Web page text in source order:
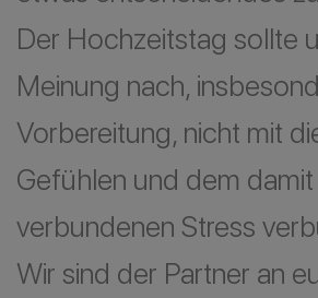
Der Hochzeitstag sollte
Meinung nach,
Vorbereitung, nicht mit
Gefühlen und dem damit
verbundenen Stress
Wir sind der Partner an